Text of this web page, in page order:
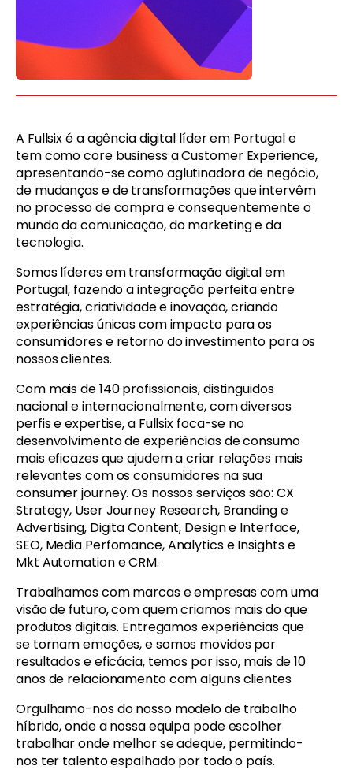
A Fullsix é a agência digital líder em Portugal e
tem como core business a Customer Experience,
apresentando-se como aglutinadora de negócio,
de mudanças e de transformações que intervêm
no processo de compra e consequentemente o
mundo da comunicação, do marketing e da
tecnologia.
Somos líderes em transformação digital em
Portugal, fazendo a integração perfeita entre
estratégia, criatividade e inovação, criando
experiências únicas com impacto para os
consumidores e retorno do investimento para os
nossos clientes.
Com mais de 140 profissionais, distinguidos
nacional e internacionalmente, com diversos
perfis e expertise, a Fullsix foca-se no
desenvolvimento de experiências de consumo
mais eficazes que ajudem a criar relações mais
relevantes com os consumidores na sua
consumer journey. Os nossos serviços são: CX
Strategy, User Journey Research, Branding e
Advertising, Digita Content, Design e Interface,
SEO, Media Perfomance, Analytics e Insights e
Mkt Automation e CRM.
Trabalhamos com marcas e empresas com uma
visão de futuro, com quem criamos mais do que
produtos digitais. Entregamos experiências que
se tornam emoções, e somos movidos por
resultados e eficácia, temos por isso, mais de 10
anos de relacionamento com alguns clientes
Orgulhamo-nos do nosso modelo de trabalho
híbrido, onde a nossa equipa pode escolher
trabalhar onde melhor se adeque, permitindo-
nos ter talento espalhado por todo o país.